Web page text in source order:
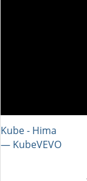
Kube - Hima
― KubeVEVO